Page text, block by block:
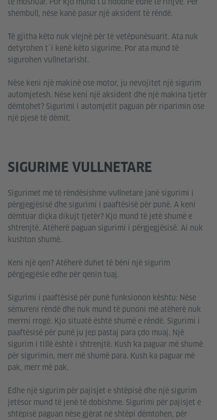
shembull, nëse kanë pasur një aksident të rëndë.
Të gjitha këto nuk vlejnë për të vetëpunësuarit. Ata nuk
detyrohen t`i kenë këto sigurime. Por ata mund të
sigurohen vullnetarisht.
Nëse keni një makinë ose motor, ju nevojitet një sigurim
automjetesh. Nëse keni një aksident dhe një makina tjetër
dëmtohet? Sigurimi i automjetit paguan për riparimin ose
një pjesë të dëmit.
SIGURIME VULLNETARE
Sigurimet më të rëndësishme vullnetare janë sigurimi i
përgjegjësisë dhe sigurimi i paaftësisë për punë. A keni
dëmtuar diçka dikujt tjetër? Kjo mund të jetë shumë e
shtrenjtë. Atëherë paguan sigurimi i përgjegjësisë. Ai nuk
kushton shumë.
Keni një qen? Atëherë duhet të bëni një sigurim
përgjegjësie edhe për qenin tuaj.
Sigurimi i paaftësisë për punë funksionon kështu: Nëse
sëmureni rëndë dhe nuk mund të punoni më atëherë nuk
merrni rrogë. Kjo situatë është shumë e rëndë. Sigurimi i
paaftësisë për punë ju jep pastaj para çdo muaj. Një
sigurim i tillë është i shtrenjtë. Kush ka paguar më shumë
për sigurimin, merr më shumë para. Kush ka paguar më
pak, merr më pak.
Edhe një sigurim për pajisjet e shtëpisë dhe një sigurim
jetësor mund të jenë të dobishme. Sigurimi për pajisjet e
shtëpisë paguan nëse gjërat në shtëpi dëmtohen, për